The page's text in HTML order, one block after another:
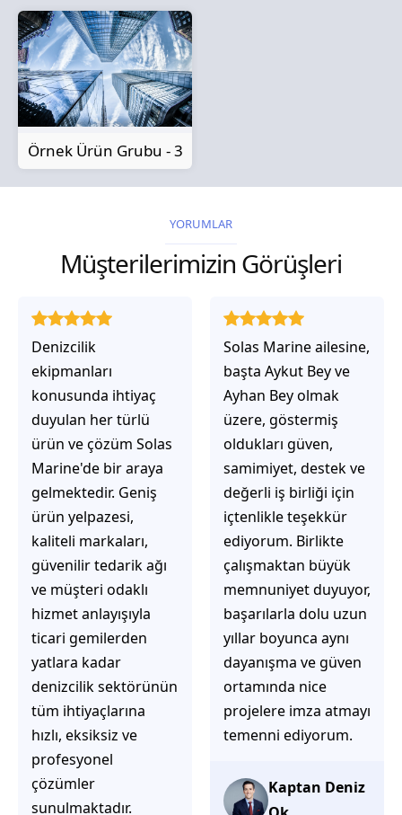
Örnek Ürün Grubu - 3
YORUMLAR
Müşterilerimizin Görüşleri
Solas Marine ailesine,
başta Aykut Bey ve
Ayhan Bey olmak
üzere, göstermiş
oldukları güven,
samimiyet, destek ve
değerli iş birliği için
içtenlikle teşekkür
ediyorum. Birlikte
çalışmaktan büyük
memnuniyet duyuyor,
başarılarla dolu uzun
yıllar boyunca aynı
dayanışma ve güven
ortamında nice
projelere imza atmayı
temenni ediyorum.
Kaptan Deniz
Solas Marine ile
çalıştığınızda,
işlerinin gerçekten
çözüm üretmeye
odaklı olduğunu
hemen fark
ediyorsunuz.
İhtiyaçlarınıza hızlı ve
doğru çözümler
sunmaya çalışıyorlar.
Müşteri
memnuniyetini ön
planda tutan
yaklaşımları, ilgili
iletişimleri ve
güvenilir hizmet
anlayışları sayesinde
başarılı bir ekip
olduklarını